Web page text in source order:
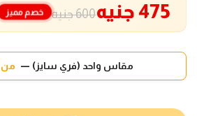
600 جنيه 475 جنيه خصم مميز
مقاس واحد (فري سايز) — من 50 لـ 95 كيلو